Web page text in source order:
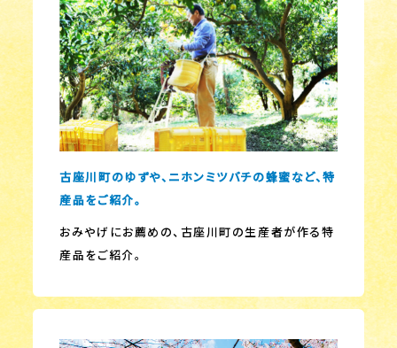
古座川町のゆずや、ニホンミツバチの蜂蜜など、特
産品をご紹介。
おみやげにお薦めの、古座川町の生産者が作る特
産品をご紹介。